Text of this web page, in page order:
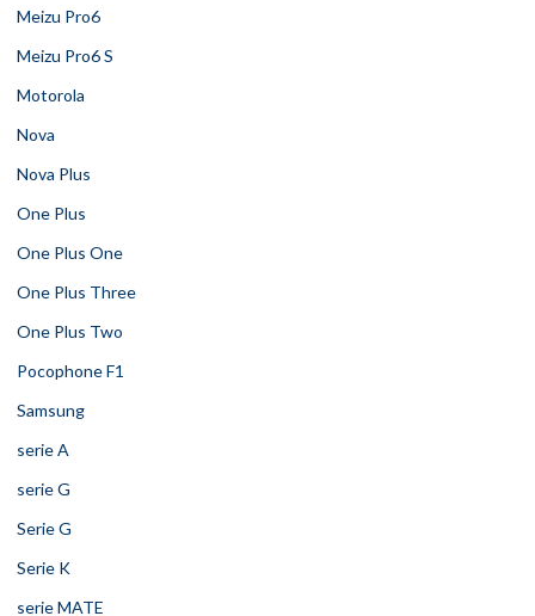
Meizu Pro6
Meizu Pro6 S
Motorola
Nova
Nova Plus
One Plus
One Plus One
One Plus Three
One Plus Two
Pocophone F1
Samsung
serie A
serie G
Serie G
Serie K
serie MATE